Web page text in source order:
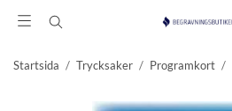
Startsida / Trycksaker / Programkort /